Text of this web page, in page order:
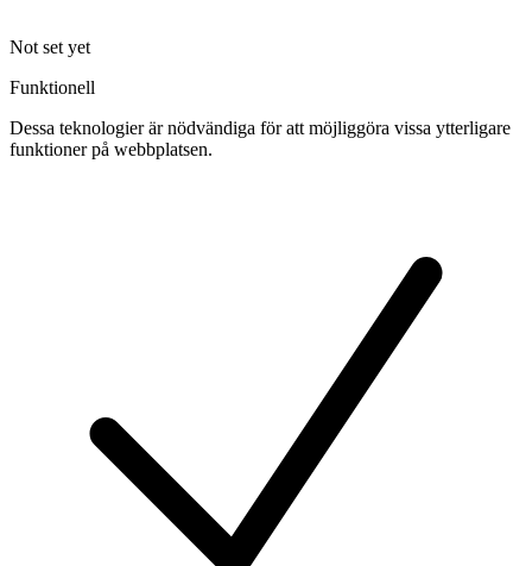
Not set yet
Funktionell
Dessa teknologier är nödvändiga för att möjliggöra vissa ytterligare
funktioner på webbplatsen.